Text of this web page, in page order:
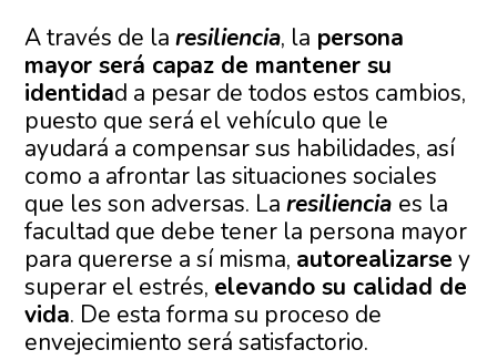
A través de laresiliencia, la persona
mayor será capaz de mantener su
identidad a pesar de todos estos cambios,
puesto que será el vehículo que le
ayudará a compensar sus habilidades, así
como a afrontar las situaciones sociales
que les son adversas. Laresiliencia es la
facultad que debe tener la persona mayor
para quererse a sí misma, autorealizarse y
superar el estrés, elevando su calidad de
vida. De esta forma su proceso de
envejecimiento será satisfactorio.